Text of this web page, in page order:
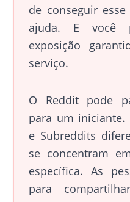
de conseguir
ajuda. E você
exposição
serviço.
O Reddit pode
para um iniciante.
e Subreddits
se concentram
específica. As
para